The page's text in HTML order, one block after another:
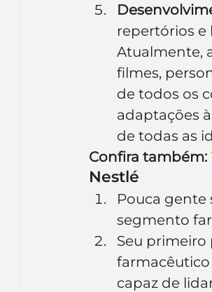
repertórios e
Atualmente,
filmes,
de todos os
adaptações
de todas as
Confira também:
Nestlé
Pouca gente
segmento
Seu primeiro
capaz de